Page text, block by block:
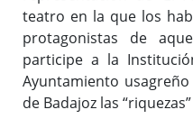
teatro en la que los
protagonistas de
participe a la
Ayuntamiento
de Badajoz las